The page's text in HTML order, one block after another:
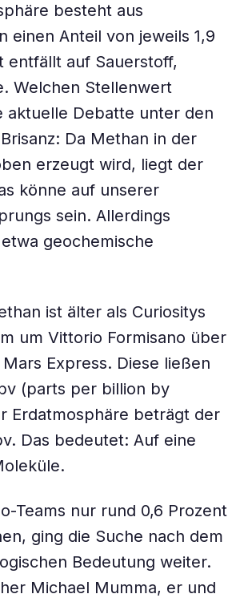
besteht aus
einen Anteil von jeweils 1,9
entfällt auf Sauerstoff,
Welchen Stellenwert
aktuelle Debatte unter den
Da Methan in der
erzeugt wird, liegt der
könne auf unserer
sein. Allerdings
geochemische
ist älter als Curiositys
um Vittorio Formisano über
Express. Diese ließen
(parts per billion by
Erdatmosphäre beträgt der
Das bedeutet: Auf eine
Teams nur rund 0,6 Prozent
ging die Suche nach dem
Bedeutung weiter.
Michael Mumma, er und